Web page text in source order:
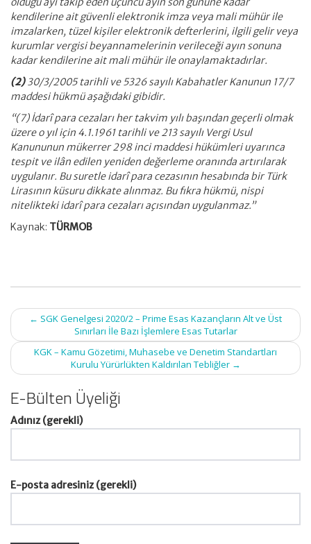
kendilerine ait güvenli elektronik imza veya mali mühür ile
imzalarken, tüzel kişiler elektronik defterlerini, ilgili gelir veya
kurumlar vergisi beyannamelerinin verileceği ayın sonuna
kadar kendilerine ait mali mühür ile onaylamaktadırlar.
(2)30/3/2005 tarihli ve 5326 sayılı Kabahatler Kanunun 17/7
maddesi hükmü aşağıdaki gibidir.
“(7) İdarî para cezaları her takvim yılı başından geçerli olmak
üzere o yıl için 4.1.1961 tarihli ve 213 sayılı Vergi Usul
Kanununun mükerrer 298 inci maddesi hükümleri uyarınca
tespit ve ilân edilen yeniden değerleme oranında artırılarak
uygulanır. Bu suretle idarî para cezasının hesabında bir Türk
Lirasının küsuru dikkate alınmaz. Bu fıkra hükmü, nispi
nitelikteki idarî para cezaları açısından uygulanmaz.”
Kaynak: TÜRMOB
Post
navigation
← SGK Genelgesi 2020/2 – Prime Esas Kazançların Alt ve Üst
Sınırları İle Bazı İşlemlere Esas Tutarlar
KGK – Kamu Gözetimi, Muhasebe ve Denetim Standartları
Kurulu Yürürlükten Kaldırılan Tebliğler →
E-Bülten Üyeliği
Adınız (gerekli)
E-posta adresiniz (gerekli)